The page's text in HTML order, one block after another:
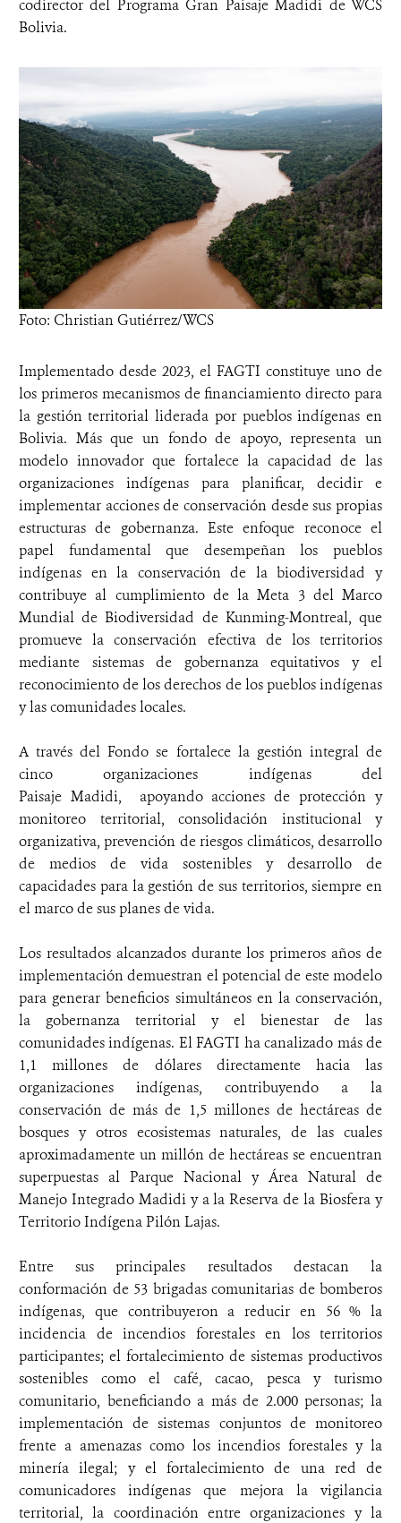
codirector del Programa Gran Paisaje Madidi de WCS
Bolivia.
Foto: Christian Gutiérrez/WCS
Implementado desde 2023, el FAGTI constituye uno de
los primeros mecanismos de financiamiento directo para
la gestión territorial liderada por pueblos indígenas en
Bolivia. Más que un fondo de apoyo, representa un
modelo innovador que fortalece la capacidad de las
organizaciones indígenas para planificar, decidir e
implementar acciones de conservación desde sus propias
estructuras de gobernanza. Este enfoque reconoce el
papel fundamental que desempeñan los pueblos
indígenas en la conservación de la biodiversidad y
contribuye al cumplimiento de la Meta 3 del Marco
Mundial de Biodiversidad de Kunming-Montreal, que
promueve la conservación efectiva de los territorios
mediante sistemas de gobernanza equitativos y el
reconocimiento de los derechos de los pueblos indígenas
y las comunidades locales.
A través del Fondo se fortalece la gestión integral de
cinco organizaciones indígenas del
Paisaje Madidi, apoyando acciones de protección y
monitoreo territorial, consolidación institucional y
organizativa, prevención de riesgos climáticos, desarrollo
de medios de vida sostenibles y desarrollo de
capacidades para la gestión de sus territorios, siempre en
el marco de sus planes de vida.
Los resultados alcanzados durante los primeros años de
implementación demuestran el potencial de este modelo
para generar beneficios simultáneos en la conservación,
la gobernanza territorial y el bienestar de las
comunidades indígenas. El FAGTI ha canalizado más de
1,1 millones de dólares directamente hacia las
organizaciones indígenas, contribuyendo a la
conservación de más de 1,5 millones de hectáreas de
bosques y otros ecosistemas naturales, de las cuales
aproximadamente un millón de hectáreas se encuentran
superpuestas al Parque Nacional y Área Natural de
Manejo Integrado Madidi y a la Reserva de la Biosfera y
Territorio Indígena Pilón Lajas.
Entre sus principales resultados destacan la
conformación de 53 brigadas comunitarias de bomberos
indígenas, que contribuyeron a reducir en 56 % la
incidencia de incendios forestales en los territorios
participantes; el fortalecimiento de sistemas productivos
sostenibles como el café, cacao, pesca y turismo
comunitario, beneficiando a más de 2.000 personas; la
implementación de sistemas conjuntos de monitoreo
frente a amenazas como los incendios forestales y la
minería ilegal; y el fortalecimiento de una red de
comunicadores indígenas que mejora la vigilancia
territorial, la coordinación entre organizaciones y la